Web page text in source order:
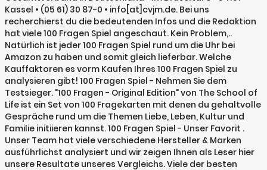
Kassel • (05 61) 30 87-0 • info[at]cvjm.de. Bei uns
recherchierst du die bedeutenden Infos und die Redaktion
hat viele 100 Fragen Spiel angeschaut. Kein Problem,..
Natürlich ist jeder 100 Fragen Spiel rund um die Uhr bei
Amazon zu haben und somit gleich lieferbar. Welche
Kauffaktoren es vorm Kaufen Ihres 100 Fragen Spiel zu
analysieren gibt! 100 Fragen Spiel - Nehmen Sie dem
Testsieger. "100 Fragen - Original Edition" von The School of
Life ist ein Set von 100 Fragekarten mit denen du gehaltvolle
Gespräche rund um die Themen Liebe, Leben, Kultur und
Familie initiieren kannst. 100 Fragen Spiel - Unser Favorit .
Unser Team hat viele verschiedene Hersteller & Marken
ausführlichst analysiert und wir zeigen Ihnen als Leser hier
unsere Resultate unseres Vergleichs. Viele der besten